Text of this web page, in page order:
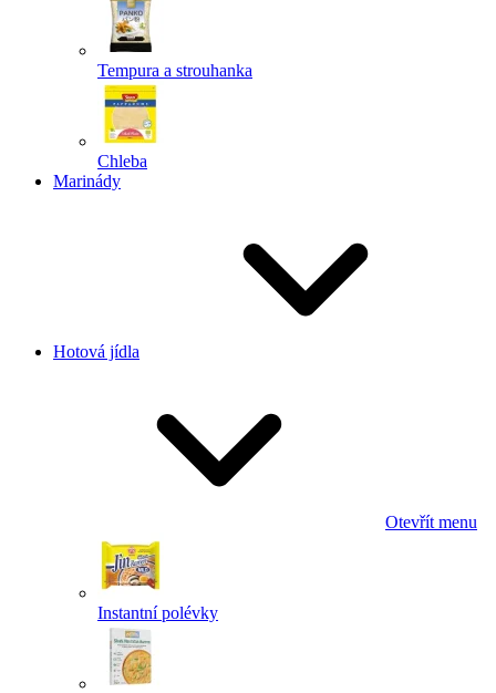
Tempura a strouhanka
Chleba
Marinády
Hotová jídla
Otevřít menu
Instantní polévky